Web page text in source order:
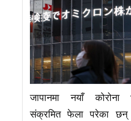
जापानमा नयाँ कोरोना
संक्रमित फेला परेका छन्